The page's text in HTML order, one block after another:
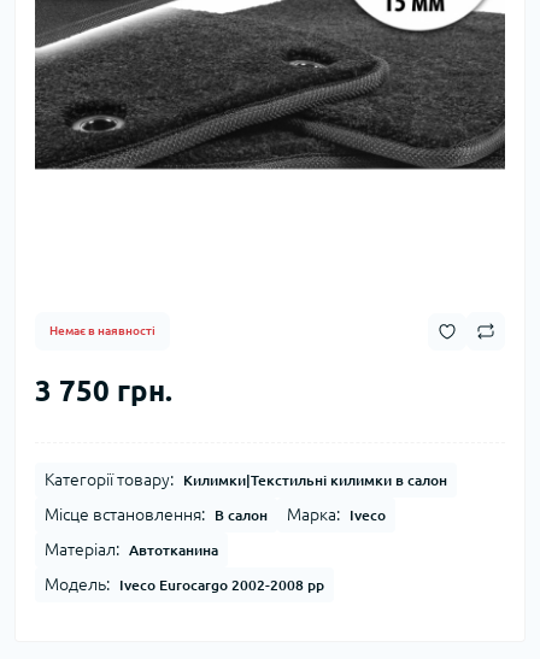
Немає в наявності
3 750 грн.
Категорії товару: Килимки|Текстильні килимки в салон
Місце встановлення: В салон Марка: Iveco
Матеріал: Автотканина
Модель: Iveco Eurocargo 2002-2008 рр